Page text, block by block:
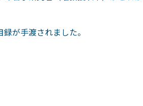
が手渡されました。